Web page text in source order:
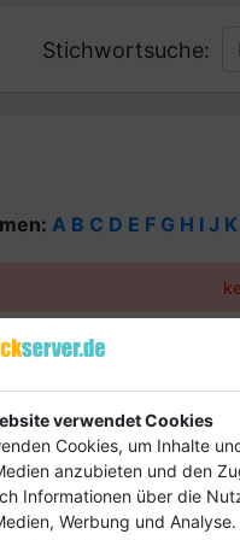
Stichwortsuche:
A B C D E F G H I J K
ab und
ab4,99 €
verwendet Cookies
Cookies, um Inhalte
anzubieten und den
Informationen über die
Werbung und